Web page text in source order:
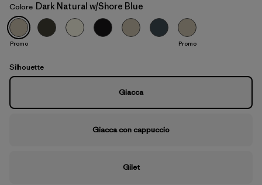
Dark Natural w/Shore Blue
Colore Dark Natural w/Shore Blue
Promo Promo
Silhouette
Giacca
Giacca con cappuccio
Gilet